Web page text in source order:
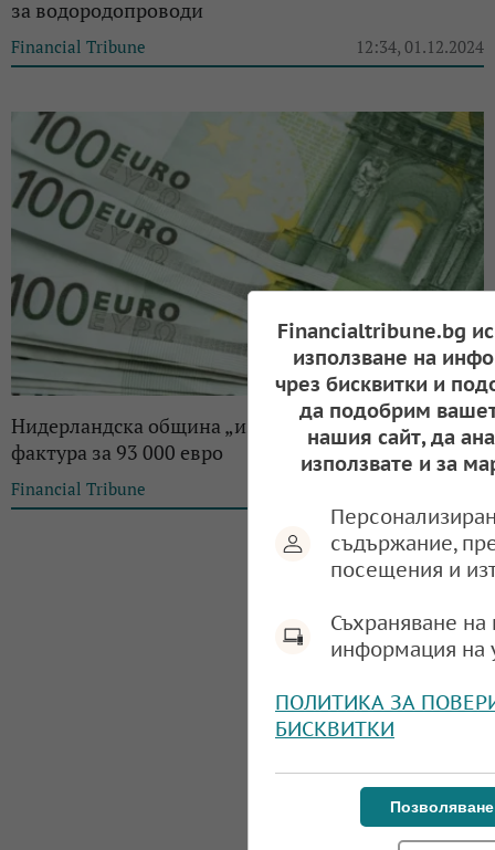
за водородопроводи
Financial Tribune 12:34, 01.12.2024
Нидерландска община „изгърмя“ с фалшива
фактура за 93 000 евро
Financial Tribune
Financialtribune.bg
използване на
чрез бисквитки и
да подобрим
нашия сайт, да
използвате и за
съдържание,
посещения и
Съхраняване
информация на
ПОЛИТИКА ЗА
БИСКВИТКИ